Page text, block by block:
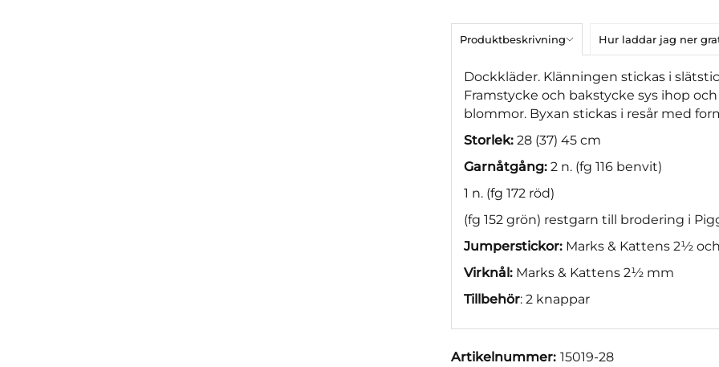
Produktbeskrivning Hur laddar jag ner
Dockkläder. Klänningen stickas i
Framstycke och bakstycke sys ihop
blommor. Byxan stickas i resår med
Storlek: 28 (37) 45 cm
Garnåtgång: 2 n. (fg 116 benvit)
1 n. (fg 172 röd)
(fg 152 grön) restgarn till brodering i
Jumperstickor: Marks & Kattens 2½
Virknål: Marks & Kattens 2½ mm
Tillbehör: 2 knappar
Artikelnummer: 15019-28